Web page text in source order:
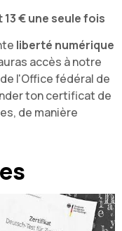
€ une seule fois
liberté numérique
accès à notre
l'Office fédéral de
ton certificat de
de manière